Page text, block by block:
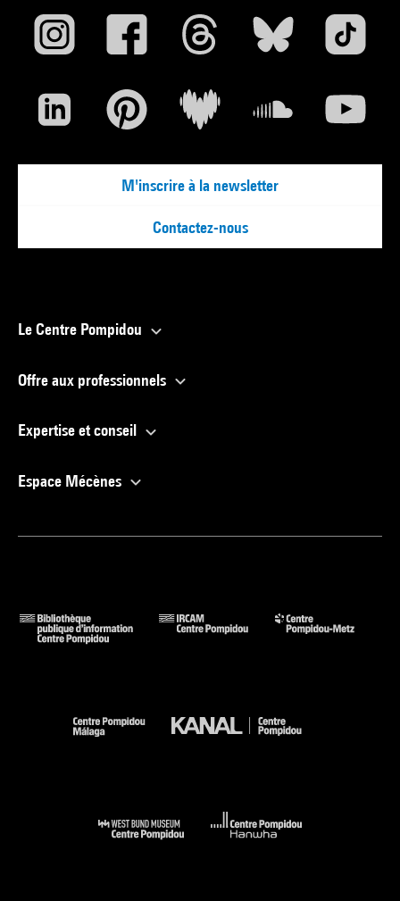
M'inscrire à la newsletter
Contactez-nous
Le Centre Pompidou
Offre aux professionnels
Expertise et conseil
Espace Mécènes